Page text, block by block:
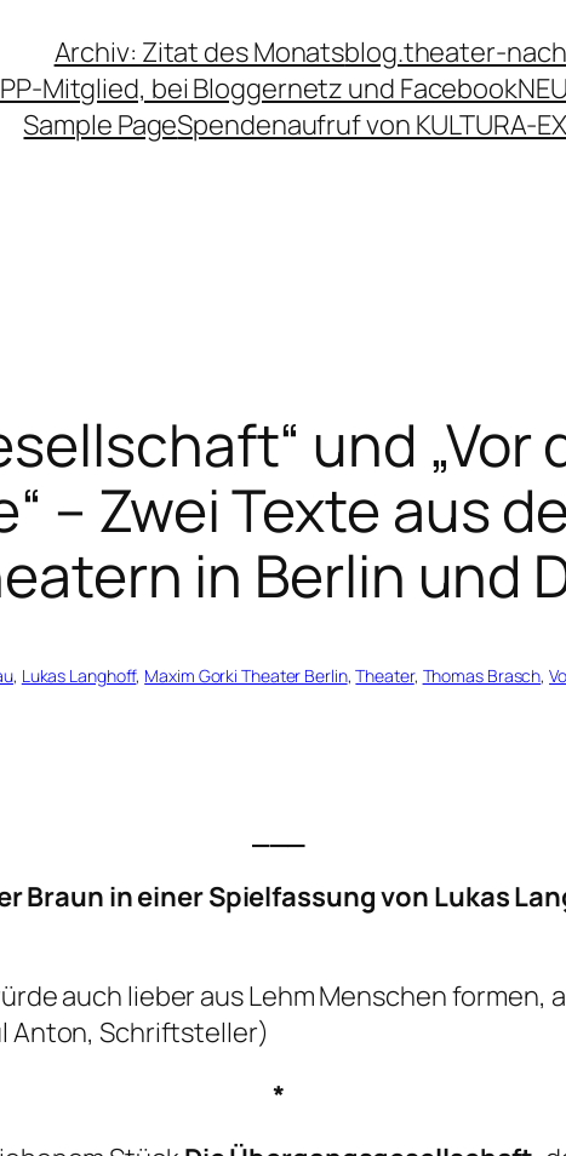
Archiv: Zitat des Monatsblog.theater-
Mitglied, bei Bloggernetz und Facebook
Sample PageSpendenaufruf von KULTURA-
und „Vor
– Zwei Texte aus
in Berlin und
, Lukas Langhoff, Maxim Gorki Theater Berlin, Theater, Thomas Brasch,
Braun in einer Spielfassung von Lukas
auch lieber aus Lehm Menschen formen,
Anton, Schriftsteller)
*